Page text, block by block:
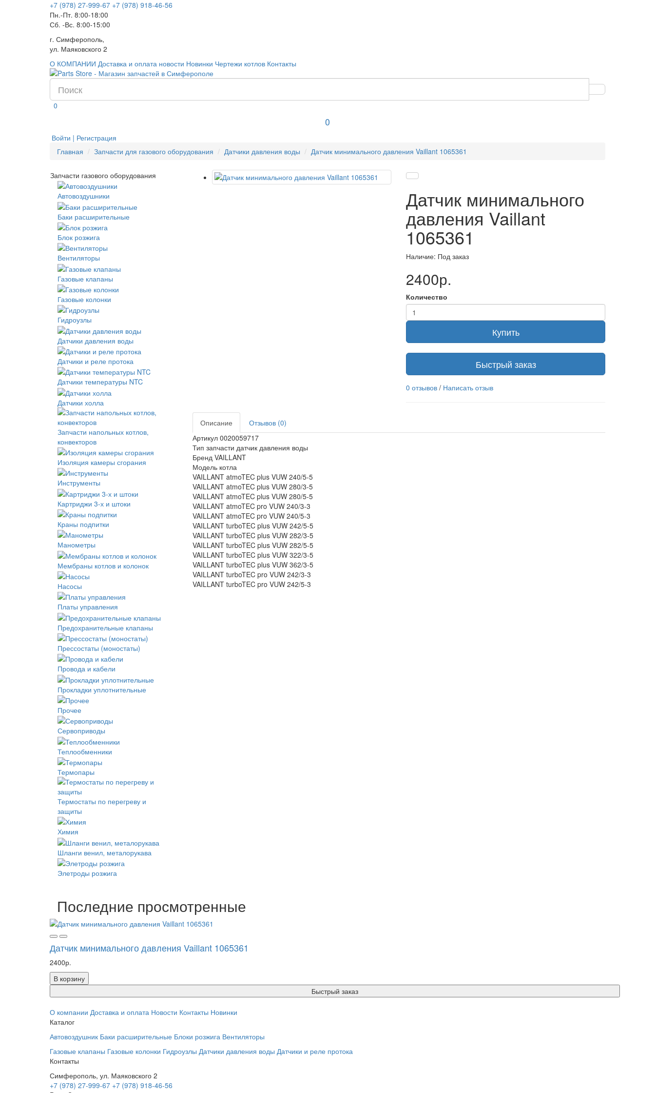
+7 (978) 27-999-67 +7 (978) 918-46-56
Пн.-Пт. 8:00-18:00
Сб. -Вс. 8:00-15:00
г. Симферополь,
ул. Маяковского 2
О КОМПАНИИ Доставка и оплата новости Новинки Чертежи котлов Контакты
0
0
Войти | Регистрация
Главная
Запчасти для газового оборудования Датчики давления воды Датчик минимального давления Vaillant 1065361
Запчасти газового оборудования
Автовоздушники
Баки расширительные
Блок розжига
Вентиляторы
Газовые клапаны
Газовые колонки
Гидроузлы
Датчики давления воды
Датчики и реле протока
Датчики температуры NTC
Датчики холла
Запчасти напольных котлов,
конвекторов
Изоляция камеры сгорания
Инструменты
Картриджи 3-х и штоки
Краны подпитки
Манометры
Мембраны котлов и колонок
Насосы
Платы управления
Предохранительные клапаны
Прессостаты (моностаты)
Провода и кабели
Прокладки уплотнительные
Прочее
Сервоприводы
Теплообменники
Термопары
Термостаты по перегреву и
защиты
Химия
Шланги венил, металорукава
Элетроды розжига
Датчик минимального
давления Vaillant
1065361
Наличие: Под заказ
2400р.
Количество
Купить
Быстрый заказ
0 отзывов / Написать отзыв
Описание
Отзывов (0)
Артикул 0020059717
Тип запчасти датчик давления воды
Бренд VAILLANT
Модель котла
VAILLANT atmoTEC plus VUW 240/5-5
VAILLANT atmoTEC plus VUW 280/3-5
VAILLANT atmoTEC plus VUW 280/5-5
VAILLANT atmoTEC pro VUW 240/3-3
VAILLANT atmoTEC pro VUW 240/5-3
VAILLANT turboTEC plus VUW 242/5-5
VAILLANT turboTEC plus VUW 282/3-5
VAILLANT turboTEC plus VUW 282/5-5
VAILLANT turboTEC plus VUW 322/3-5
VAILLANT turboTEC plus VUW 362/3-5
VAILLANT turboTEC pro VUW 242/3-3
VAILLANT turboTEC pro VUW 242/5-3
Последние просмотренные
Датчик минимального давления Vaillant 1065361
2400р.
В корзину
Быстрый заказ
О компании Доставка и оплата Новости Контакты Новинки
Каталог
Автовоздушник Баки расширительные Блоки розжига Вентиляторы
Газовые клапаны Газовые колонки Гидроузлы Датчики давления воды Датчики и реле протока
Контакты
Симферополь, ул. Маяковского 2
+7 (978) 27-999-67 +7 (978) 918-46-56